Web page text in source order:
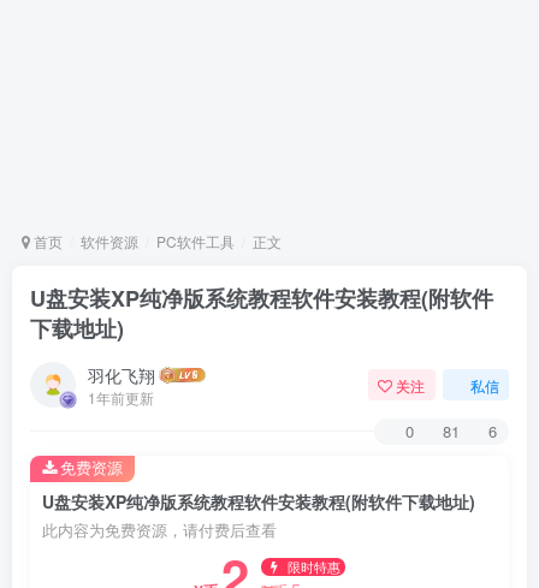
首页 软件资源 PC软件工具 正文
U盘安装XP纯净版系统教程软件安装教程(附软件
下载地址)
羽化飞翔
1年前更新
关注 私信
0 81 6
U盘安装XP纯净版系统教程软件安装教程(附软件下载地址)
此内容为免费资源，请付费后查看
限时特惠
免费资源